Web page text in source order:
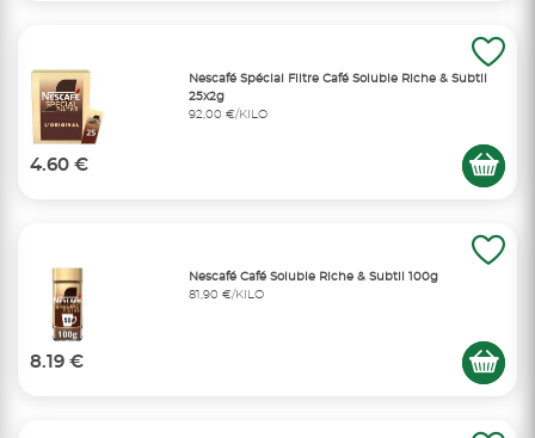
Nescafé Spécial Filtre Café Soluble Riche & Subtil
25x2g
92,00 €/KILO
4.60 €
Nescafé Café Soluble Riche & Subtil 100g
81,90 €/KILO
8.19 €